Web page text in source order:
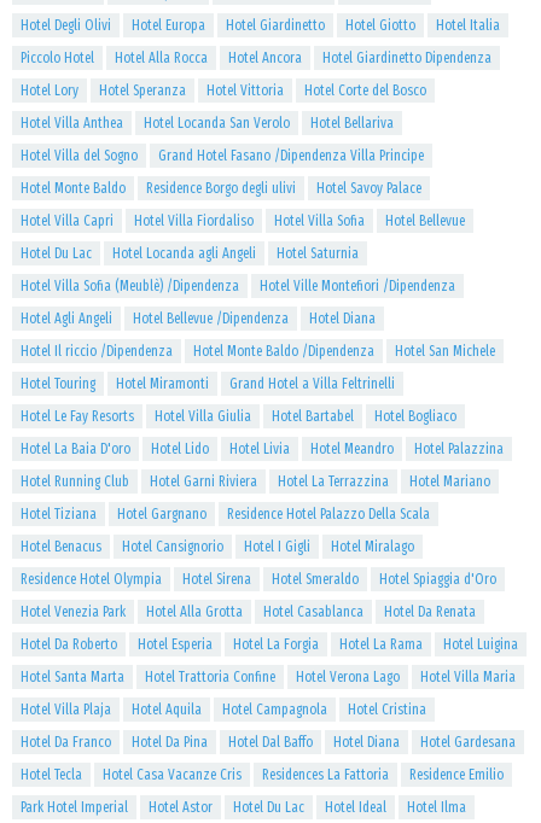
Hotel Degli Olivi
Hotel Europa Hotel Giardinetto Hotel Giotto
Hotel Italia
Piccolo Hotel
Hotel Alla Rocca Hotel Ancora
Hotel Giardinetto Dipendenza
Hotel Lory
Hotel Speranza Hotel Vittoria
Hotel Corte del Bosco
Hotel Villa Anthea
Hotel Locanda San Verolo
Hotel Bellariva
Hotel Villa del Sogno
Grand Hotel Fasano /Dipendenza Villa Principe
Hotel Monte Baldo
Residence Borgo degli ulivi
Hotel Savoy Palace
Hotel Villa Capri
Hotel Villa Fiordaliso Hotel Villa Sofia
Hotel Bellevue
Hotel Du Lac
Hotel Locanda agli Angeli
Hotel Saturnia
Hotel Villa Sofia (Meublè) /Dipendenza
Hotel Ville Montefiori /Dipendenza
Hotel Agli Angeli
Hotel Bellevue /Dipendenza
Hotel Diana
Hotel Il riccio /Dipendenza
Hotel Monte Baldo /Dipendenza
Hotel San Michele
Hotel Touring
Hotel Miramonti
Grand Hotel a Villa Feltrinelli
Hotel Le Fay Resorts
Hotel Villa Giulia Hotel Bartabel
Hotel Bogliaco
Hotel La Baia D'oro
Hotel Lido Hotel Livia Hotel Meandro
Hotel Palazzina
Hotel Running Club
Hotel Garni Riviera Hotel La Terrazzina
Hotel Mariano
Hotel Tiziana
Hotel Gargnano
Residence Hotel Palazzo Della Scala
Hotel Benacus
Hotel Cansignorio Hotel I Gigli
Hotel Miralago
Residence Hotel Olympia
Hotel Sirena Hotel Smeraldo
Hotel Spiaggia d'Oro
Hotel Venezia Park
Hotel Alla Grotta Hotel Casablanca
Hotel Da Renata
Hotel Da Roberto
Hotel Esperia Hotel La Forgia Hotel La Rama
Hotel Luigina
Hotel Santa Marta
Hotel Trattoria Confine Hotel Verona Lago
Hotel Villa Maria
Hotel Villa Plaja
Hotel Aquila Hotel Campagnola
Hotel Cristina
Hotel Da Franco
Hotel Da Pina Hotel Dal Baffo Hotel Diana
Hotel Gardesana
Hotel Tecla
Hotel Casa Vacanze Cris Residences La Fattoria
Residence Emilio
Park Hotel Imperial
Hotel Astor Hotel Du Lac Hotel Ideal
Hotel Ilma